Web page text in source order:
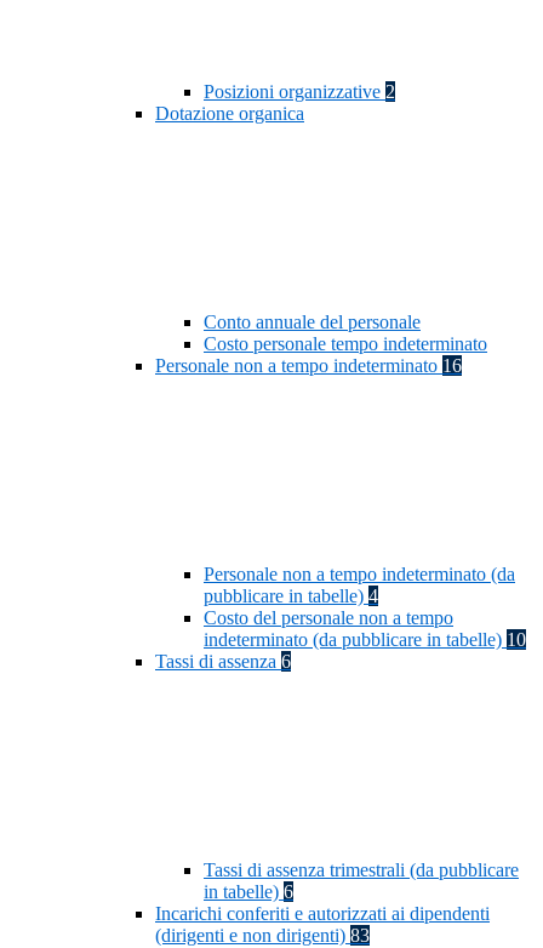
Posizioni organizzative 2
Dotazione organica
Conto annuale del personale
Costo personale tempo indeterminato
Personale non a tempo indeterminato 16
Personale non a tempo indeterminato (da
pubblicare in tabelle) 4
Costo del personale non a tempo
indeterminato (da pubblicare in tabelle) 10
Tassi di assenza 6
Tassi di assenza trimestrali (da pubblicare
in tabelle) 6
Incarichi conferiti e autorizzati ai dipendenti
(dirigenti e non dirigenti) 83